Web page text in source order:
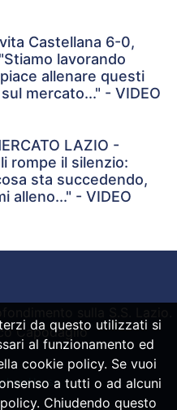
Castellana 6-0,
lavorando
allenare questi
mercato..." - VIDEO
LAZIO -
rompe il silenzio:
sta succedendo,
alleno..." - VIDEO
Capodaglio
da questo utilizzati si
al funzionamento ed
cookie policy. Se vuoi
a tutti o ad alcuni
Chiudendo questo